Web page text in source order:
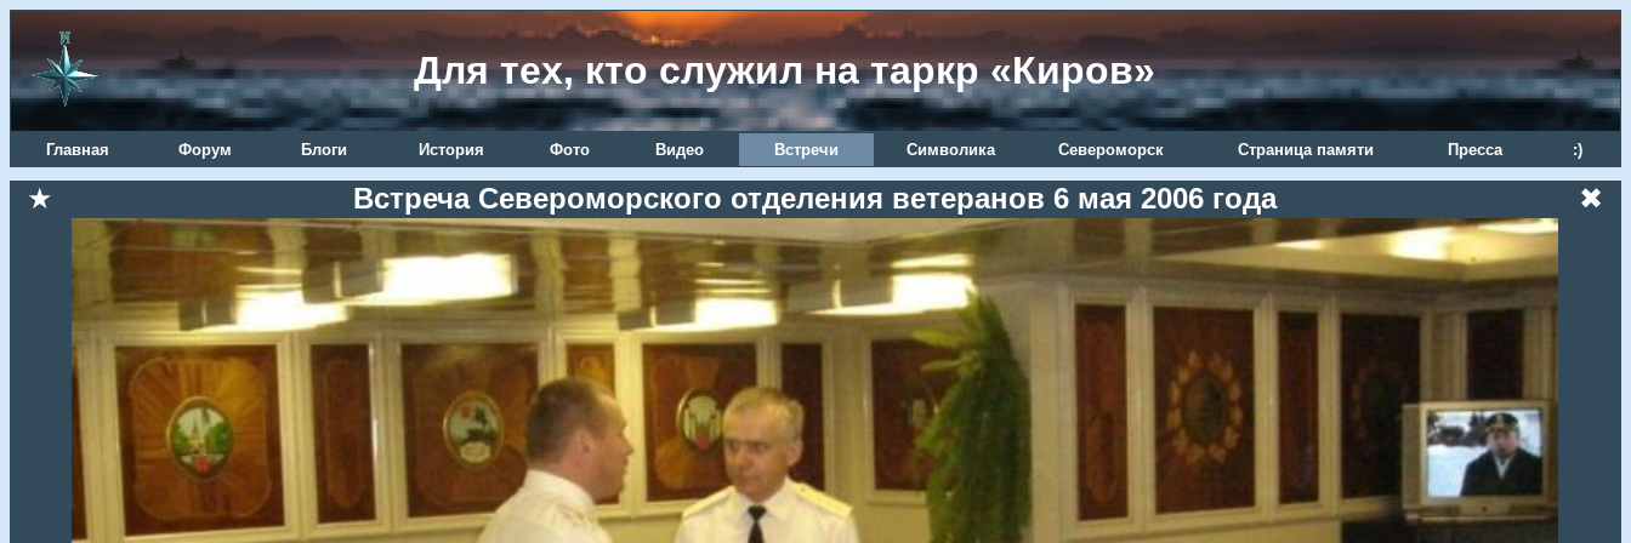
Для тех, кто служил на таркр «Киров»
Главная Форум Блоги История Фото Видео Встречи Символика Североморск Страница памяти Пресса :)
★ Встреча Североморского отделения ветеранов 6 мая 2006 года ✖